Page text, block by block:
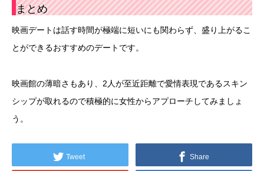
まとめ
映画デートは話す時間が極端に短いにも関わらず、盛り上がるこ
とができるおすすめのデートです。
映画館の薄暗さもあり、2人が至近距離で愛情表現であるスキン
シップが取れるので積極的に女性からアプローチしてみましょ
う。
Tweet Share